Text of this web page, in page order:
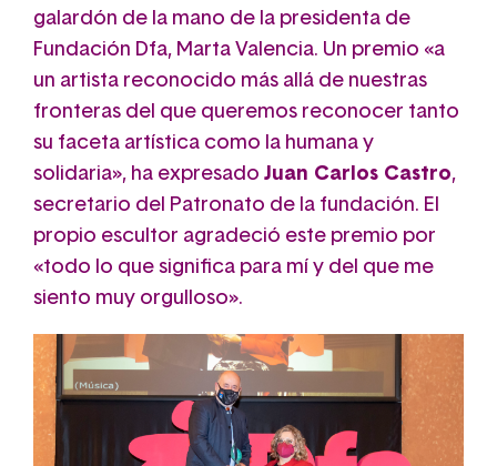
galardón de la mano de la presidenta de
Fundación Dfa, Marta Valencia. Un premio «a
un artista reconocido más allá de nuestras
fronteras del que queremos reconocer tanto
su faceta artística como la humana y
solidaria», ha expresado Juan Carlos Castro,
secretario del Patronato de la fundación. El
propio escultor agradeció este premio por
«todo lo que significa para mí y del que me
siento muy orgulloso».